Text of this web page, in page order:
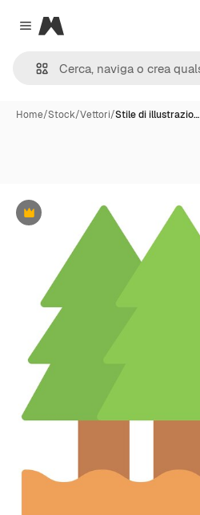
Close menu
Magnific
Home/Stock/Vettori/Stile di illustrazio…
Premium